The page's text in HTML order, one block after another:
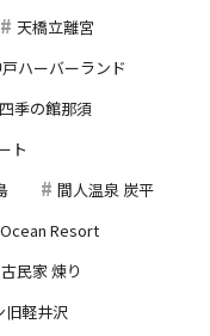
天橋立離宮
ハーバーランド
季の館那須
ト
間人温泉 炭平
Resort
古民家 煉り
旧軽井沢